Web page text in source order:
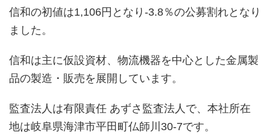
信和の初値は1,106円となり-3.8％の公募割れとなり
ました。
信和は主に仮設資材、物流機器を中心とした金属製
品の製造・販売を展開しています。
監査法人は有限責任 あずさ監査法人で、本社所在
地は岐阜県海津市平田町仏師川30-7です。